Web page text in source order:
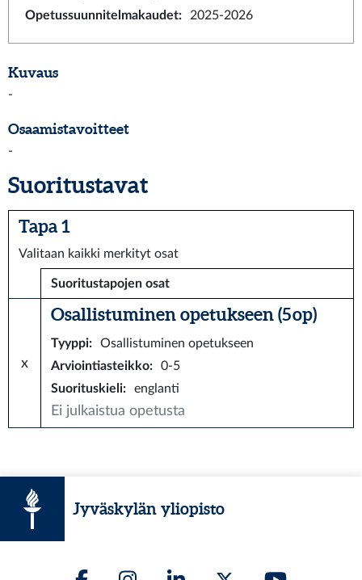
Opetussuunnitelmakaudet: 2025-2026
Kuvaus
-
Osaamistavoitteet
-
Suoritustavat
Tapa 1
Valitaan kaikki merkityt osat
Suoritustapojen osat
x
Osallistuminen opetukseen (5 op)
Tyyppi:
Osallistuminen opetukseen
Arviointiasteikko:
0-5
Suorituskieli: englanti
Ei julkaistua opetusta
Jyväskylän yliopisto